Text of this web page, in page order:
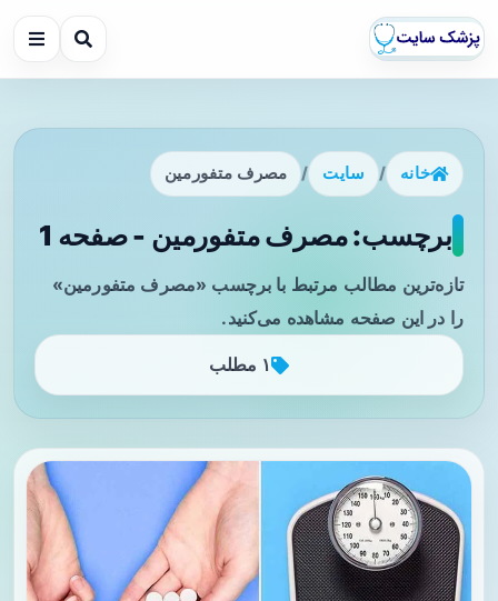
خانه / سایت / مصرف متفورمین
برچسب: مصرف متفورمین - صفحه 1
تازه‌ترین مطالب مرتبط با برچسب «مصرف متفورمین»
را در این صفحه مشاهده می‌کنید.
۱ مطلب